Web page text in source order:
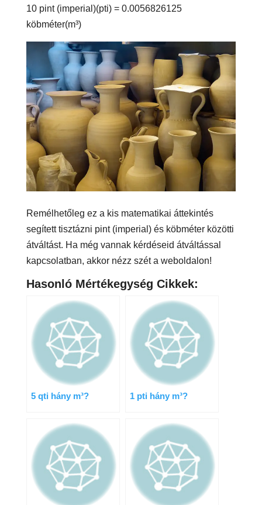
10 pint (imperial)(pti) = 0.0056826125
köbméter(m³)
Remélhetőleg ez a kis matematikai áttekintés
segített tisztázni pint (imperial) és köbméter közötti
átváltást. Ha még vannak kérdéseid átváltással
kapcsolatban, akkor nézz szét a weboldalon!
Hasonló Mértékegység Cikkek:
5 qti hány m³? 1 pti hány m³?